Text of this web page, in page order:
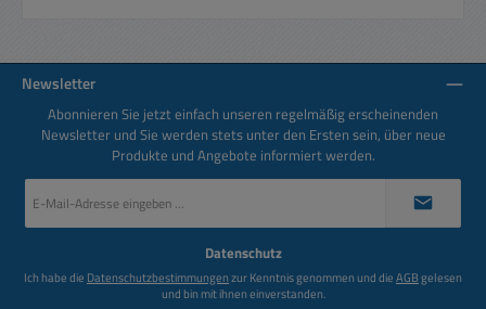
Newsletter
Abonnieren Sie jetzt einfach unseren regelmäßig erscheinenden
Newsletter und Sie werden stets unter den Ersten sein, über neue
Produkte und Angebote informiert werden.
Mail-
Datenschutz
Ich habe die Datenschutzbestimmungenzur Kenntnis genommen und dieAGBgelesen
und bin mit ihnen einverstanden.